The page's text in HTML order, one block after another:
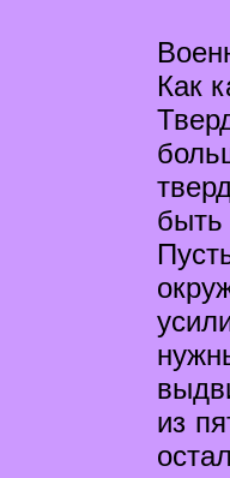
Как
быть
из